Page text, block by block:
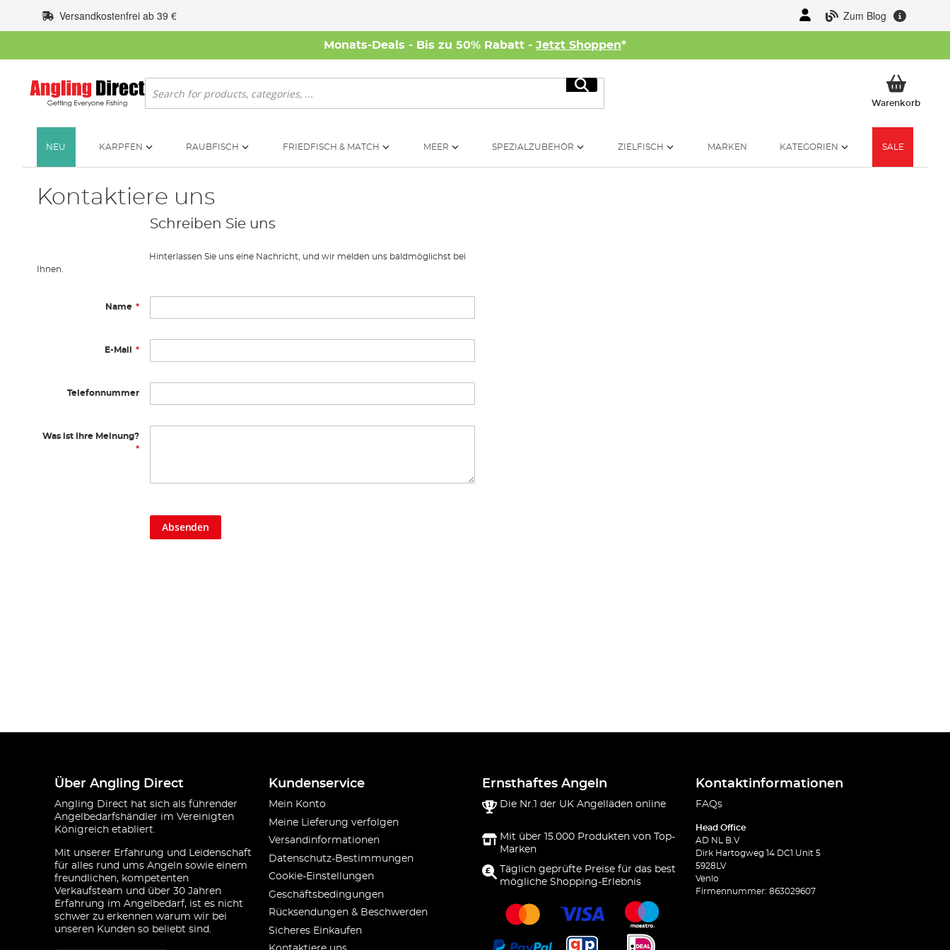
Inhalt
springen
Zum Blog
Versandkostenfrei ab 39 €
Monats-Deals - Bis zu 50% Rabatt - Jetzt Shoppen*
Suche
Suche
WarenkorbMein
NEU KARPFEN RAUBFISCH FRIEDFISCH & MATCH MEER SPEZIALZUBEHÖR ZIELFISCH MARKEN KATEGORIEN SALE
Kontaktiere uns
Schreiben Sie uns
Hinterlassen Sie uns eine Nachricht, und wir melden uns baldmöglichst bei
Ihnen.
Name
E-Mail
Telefonnummer
Was ist Ihre Meinung?
Absenden
Über Angling Direct
Angling Direct hat sich als führender
Angelbedarfshändler im Vereinigten
Königreich etabliert.
Mit unserer Erfahrung und Leidenschaft
für alles rund ums Angeln sowie einem
freundlichen, kompetenten
Verkaufsteam und über 30 Jahren
Erfahrung im Angelbedarf, ist es nicht
schwer zu erkennen warum wir bei
unseren Kunden so beliebt sind.
Kundenservice
Mein Konto
Meine Lieferung verfolgen
Versandinformationen
Datenschutz-Bestimmungen
Cookie-Einstellungen
Geschäftsbedingungen
Rücksendungen & Beschwerden
Sicheres Einkaufen
Ernsthaftes Angeln
Die Nr.1 der UK Angelläden online
Mit über 15.000 Produkten von Top-
Marken
Täglich geprüfte Preise für das best
mögliche Shopping-Erlebnis
Kontaktinformationen
FAQs
Head Office
AD NL B.V
Dirk Hartogweg 14 DC1 Unit 5
5928LV
Venlo
Firmennummer: 863029607